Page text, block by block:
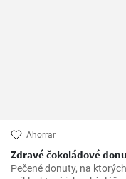
Ahorrar
Zdravé čokoládové
Pečené donuty, na